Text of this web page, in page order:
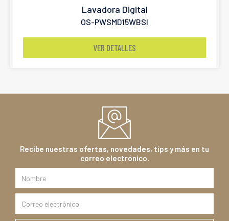
Lavadora Digital
OS-PWSMD15WBSI
VER DETALLES
Recibe nuestras ofertas, novedades, tips y más en tu
correo electrónico.